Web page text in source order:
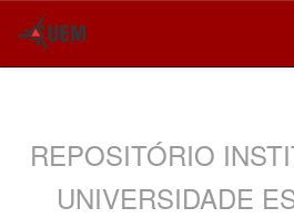
REPOSITÓRIO
UNIVERSIDADE